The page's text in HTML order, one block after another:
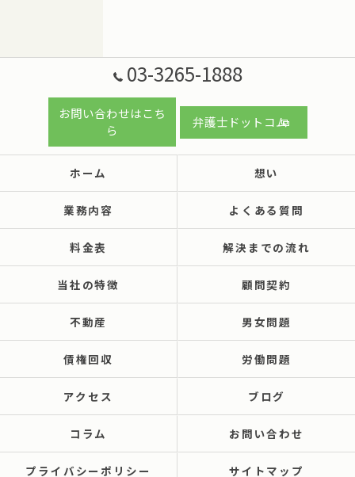
03-3265-1888
お問い合わせはこち
ら
弁護士ドットコム
ホーム 想い
業務内容 よくある質問
料金表 解決までの流れ
当社の特徴 顧問契約
不動産 男女問題
債権回収 労働問題
アクセス ブログ
コラム お問い合わせ
プライバシーポリシー サイトマップ